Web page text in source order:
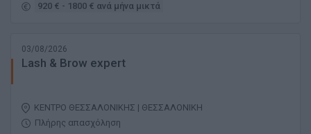
920 € - 1800 € ανά μήνα μικτά
03/08/2026
Lash & Brow expert
ΚΕΝΤΡΟ ΘΕΣΣΑΛΟΝΙΚΗΣ | ΘΕΣΣΑΛΟΝΙΚΗ
Πλήρης απασχόληση